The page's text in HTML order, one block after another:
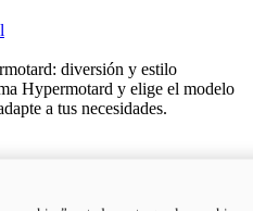
diversión y estilo
Hypermotard y elige el modelo
a tus necesidades.
Potencia